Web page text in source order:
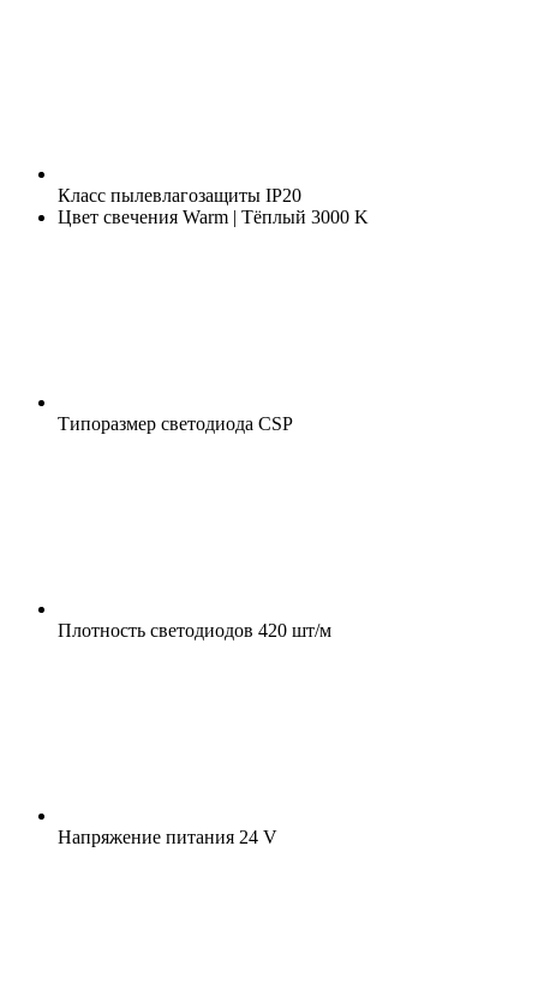
Класс пылевлагозащиты IP20
Цвет свечения Warm | Тёплый 3000 K
Типоразмер светодиода CSP
Плотность светодиодов 420 шт/м
Напряжение питания 24 V